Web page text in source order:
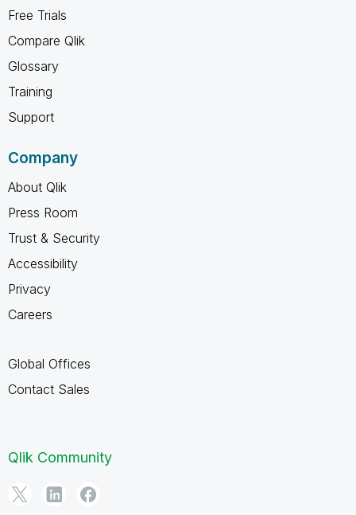
Free Trials
Compare Qlik
Glossary
Training
Support
Company
About Qlik
Press Room
Trust & Security
Accessibility
Privacy
Careers
Global Offices
Contact Sales
Qlik Community